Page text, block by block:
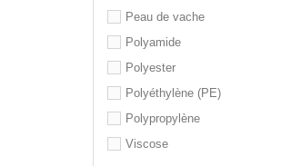
Peau de vache
Polyamide
Polyester
Polyéthylène (PE)
Polypropylène
Viscose